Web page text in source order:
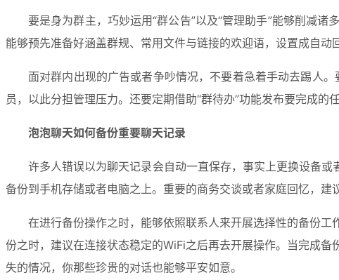
要是身为群主，巧妙运用“群公告”以及“管理助手”能够削减
能够预先准备好涵盖群规、常用文件与链接的欢迎语，设置成自动
面对群内出现的广告或者争吵情况，不要着急着手动去踢人
员，以此分担管理压力。还要定期借助“群待办”功能发布要完成
泡泡聊天如何备份重要聊天记录
许多人错误以为聊天记录会自动一直保存，事实上更换设备
备份到手机存储或者电脑之上。重要的商务交谈或者家庭回忆，建
在进行备份操作之时，能够依照联系人来开展选择性的备份工
份之时，建议在连接状态稳定的WiFi之后再去开展操作。当完成
失的情况，你那些珍贵的对话也能够平安如意。